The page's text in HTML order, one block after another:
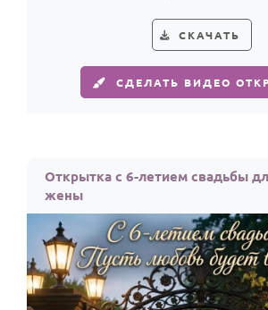
СКАЧАТЬ
СДЕЛАТЬ ВИДЕО
Открытка с 6-летием свадьбы
жены